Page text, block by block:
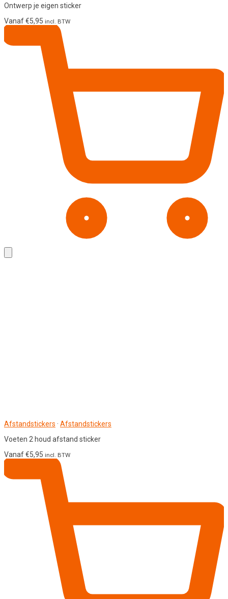
Ontwerp je eigen sticker
Vanaf€5,95 incl. BTW
Afstandstickers · Afstandstickers
Voeten 2 houd afstand sticker
Vanaf€5,95 incl. BTW